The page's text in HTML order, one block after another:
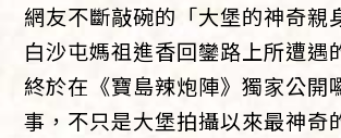
網友不斷敲碗的「大堡的神奇親
白沙屯媽祖進香回鑾路上所遭遇
終於在《寶島辣炮陣》獨家公開
事，不只是大堡拍攝以來最神奇